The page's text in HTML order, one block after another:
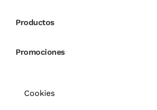
Productos
Promociones
Cookies